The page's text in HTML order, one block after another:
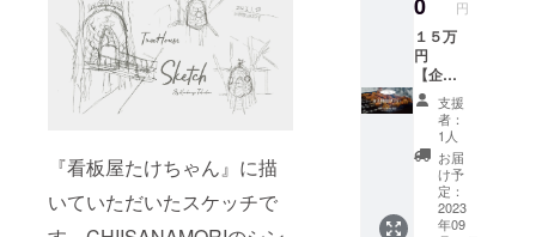
『看板屋たけちゃん』に描
いていただいたスケッチで
す。
【昼の
部10:00
～15:00
／夜の
部16:00
21:00】
よりお
選びく
ださ
い。 ※
せん。
※ご利用
時のお
釣りは
出ませ
ん。
分） ④
バーベ
キュー
施設利
用料＆
道具一
式貸し
出し
サービ
業名掲
載につ
をお送
りしま
す。 ■
リター
ン内容
①HIMIT
SUKIC
HIプレ
ミアム
付商品
券１４
０，０
円
１５万
円
【企業
様向け
プラ
ン】 完
成した
CHIISA
NAMO
RIで手
ぶら
支援
者：
1人
お届
け予
定：
2023
年09